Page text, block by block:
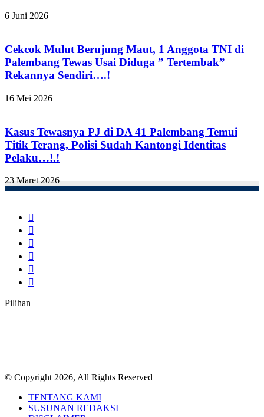
6 Juni 2026
Cekcok Mulut Berujung Maut, 1 Anggota TNI di
Palembang Tewas Usai Diduga ” Tertembak”
Rekannya Sendiri….!
16 Mei 2026
Kasus Tewasnya PJ di DA 41 Palembang Temui
Titik Terang, Polisi Sudah Kantongi Identitas
Pelaku…!.!
23 Maret 2026
Pilihan
© Copyright 2026, All Rights Reserved
TENTANG KAMI
SUSUNAN REDAKSI